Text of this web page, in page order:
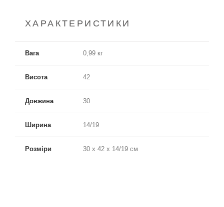
комп'ютера 15 дюймів
- багато додаткових карманів
ХАРАКТЕРИСТИКИ
Вага 0,99 кг
Висота 42
Довжина 30
Ширина 14/19
Розміри 30 x 42 x 14/19 см